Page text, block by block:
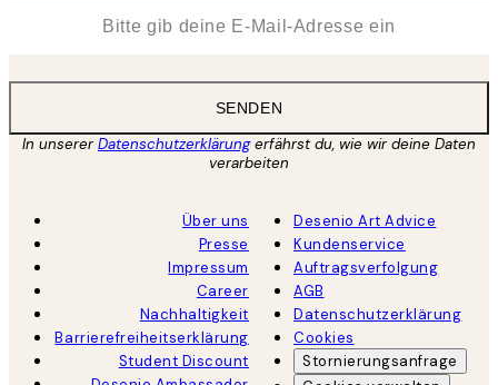
SENDEN
In unsererDatenschutzerklärungerfährst du, wie wir deine Daten
verarbeiten
Über uns
Presse
Impressum
Career
Nachhaltigkeit
Barrierefreiheitserklärung
Student Discount
Desenio Art Advice
Kundenservice
Auftragsverfolgung
AGB
Datenschutzerklärung
Cookies
Stornierungsanfrage